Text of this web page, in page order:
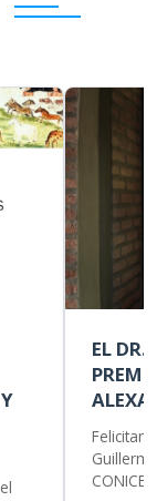
EL DR.